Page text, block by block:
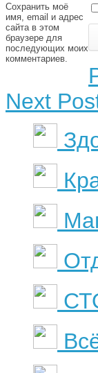
Сохранить моё
имя, email и адрес
сайта в этом
браузере для
последующих моих
комментариев.
Next